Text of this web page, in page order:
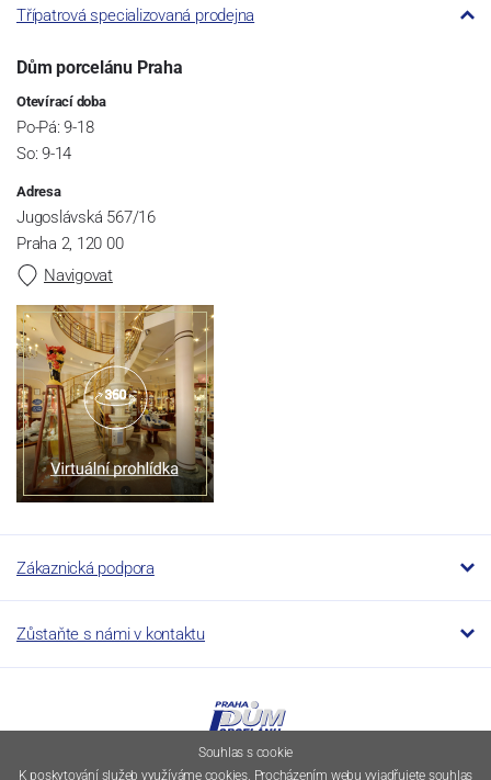
Třípatrová specializovaná prodejna
Dům porcelánu Praha
Otevírací doba
Po-Pá: 9-18
So: 9-14
Adresa
Jugoslávská 567/16
Praha 2, 120 00
Navigovat
Zákaznická podpora
Zůstaňte s námi v kontaktu
Souhlas s cookie
K poskytování služeb využíváme cookies. Procházením webu vyjadřujete souhlas